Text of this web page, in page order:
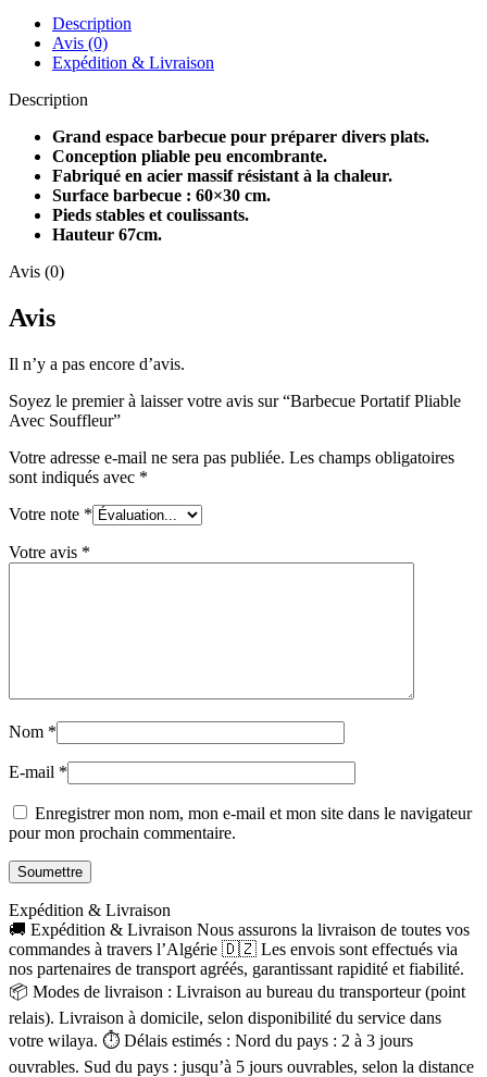
Description
Avis (0)
Expédition & Livraison
Description
Grand espace barbecue pour préparer divers plats.
Conception pliable peu encombrante.
Fabriqué en acier massif résistant à la chaleur.
Surface barbecue : 60×30 cm.
Pieds stables et coulissants.
Hauteur 67cm.
Avis (0)
Avis
Il n’y a pas encore d’avis.
Soyez le premier à laisser votre avis sur “Barbecue Portatif Pliable
Avec Souffleur”
Votre adresse e-mail ne sera pas publiée. Les champs obligatoires
sont indiqués avec *
Votre note *
Votre avis *
Nom *
E-mail *
Enregistrer mon nom, mon e-mail et mon site dans le navigateur
pour mon prochain commentaire.
Expédition & Livraison
🚚 Expédition & Livraison Nous assurons la livraison de toutes vos
commandes à travers l’Algérie 🇩🇿 Les envois sont effectués via
nos partenaires de transport agréés, garantissant rapidité et fiabilité.
📦 Modes de livraison : Livraison au bureau du transporteur (point
relais). Livraison à domicile, selon disponibilité du service dans
votre wilaya. ⏱ Délais estimés : Nord du pays : 2 à 3 jours
ouvrables. Sud du pays : jusqu’à 5 jours ouvrables, selon la distance